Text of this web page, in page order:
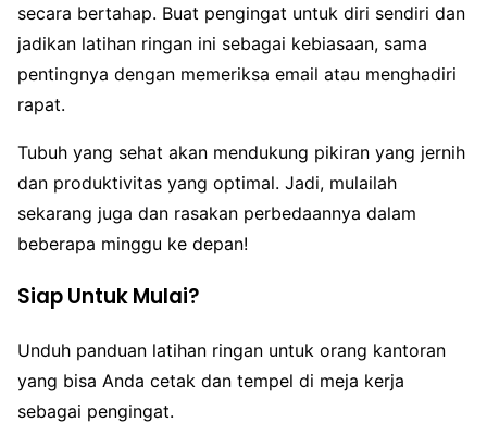
secara bertahap. Buat pengingat untuk diri sendiri dan
jadikan latihan ringan ini sebagai kebiasaan, sama
pentingnya dengan memeriksa email atau menghadiri
rapat.
Tubuh yang sehat akan mendukung pikiran yang jernih
dan produktivitas yang optimal. Jadi, mulailah
sekarang juga dan rasakan perbedaannya dalam
beberapa minggu ke depan!
Siap Untuk Mulai?
Unduh panduan latihan ringan untuk orang kantoran
yang bisa Anda cetak dan tempel di meja kerja
sebagai pengingat.